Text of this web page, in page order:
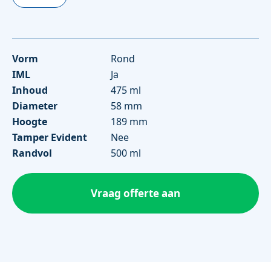
Vorm
Rond
IML
Ja
Inhoud
475 ml
Diameter
58 mm
Hoogte
189 mm
Tamper Evident
Nee
Randvol
500 ml
Vraag offerte aan